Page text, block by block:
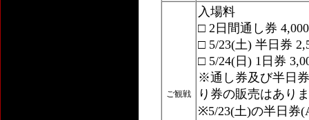
ご観戦
入場料
□ 2日間通し券
□ 5/23(土) 半日券
□ 5/24(日) 1日券
※通し券及び半日
り券の販売はあり
※5/23(土)の半日券